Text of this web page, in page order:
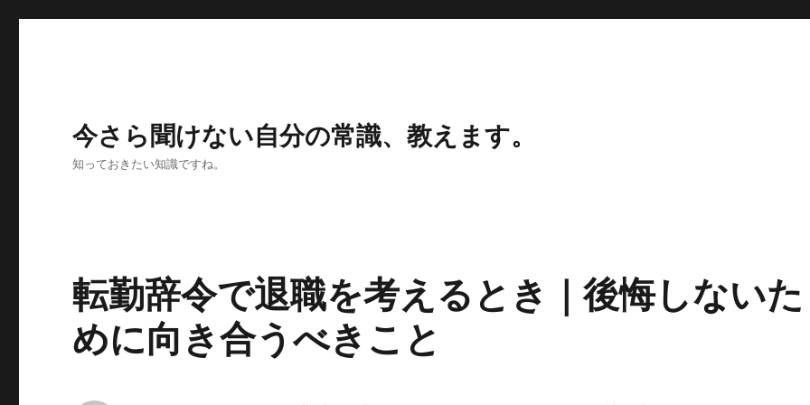
今さら聞けない自分の常識、教えます。
知っておきたい知識ですね。
転勤辞令で退職を考えるとき｜後悔しないた
めに向き合うべきこと